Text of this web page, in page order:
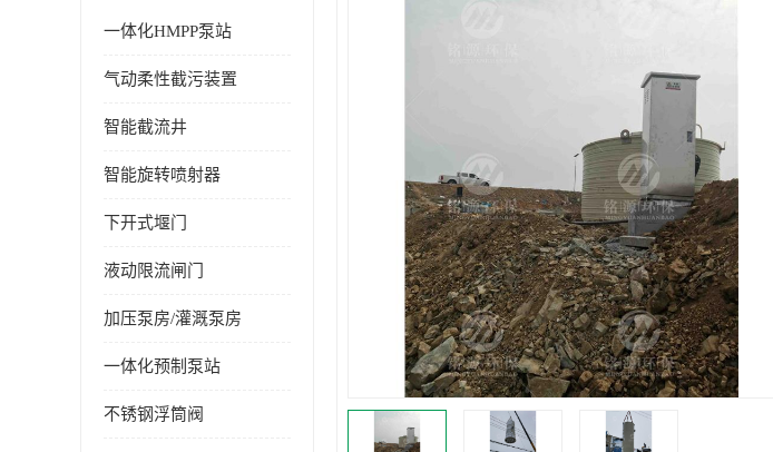
一体化HMPP泵站
气动柔性截污装置
智能截流井
智能旋转喷射器
下开式堰门
液动限流闸门
加压泵房/灌溉泵房
一体化预制泵站
不锈钢浮筒阀